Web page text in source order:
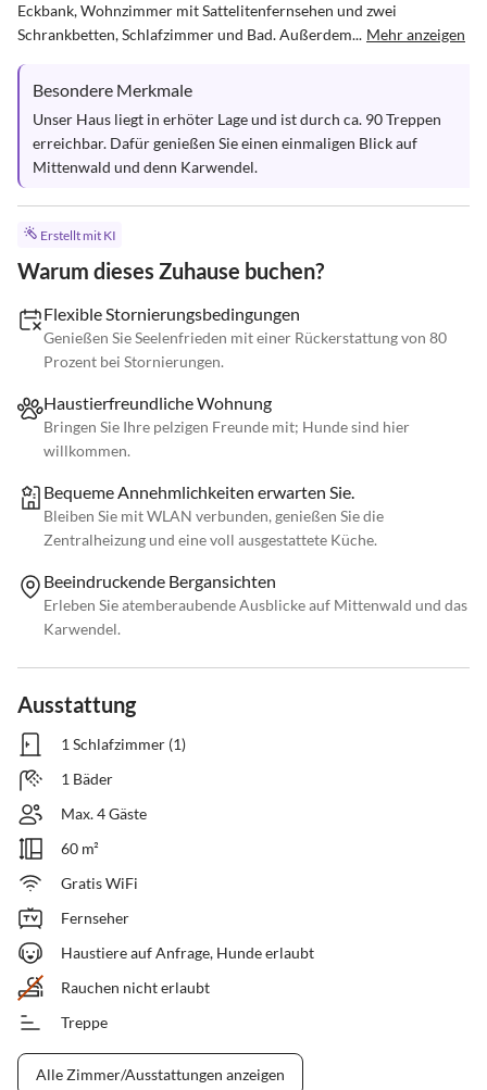
Eckbank, Wohnzimmer mit Sattelitenfernsehen und zwei
Schrankbetten, Schlafzimmer und Bad. Außerdem... Mehr anzeigen
Besondere Merkmale
Unser Haus liegt in erhöter Lage und ist durch ca. 90 Treppen
erreichbar. Dafür genießen Sie einen einmaligen Blick auf
Mittenwald und denn Karwendel.
Erstellt mit KI
Warum dieses Zuhause buchen?
Flexible Stornierungsbedingungen
Genießen Sie Seelenfrieden mit einer Rückerstattung von 80
Prozent bei Stornierungen.
Haustierfreundliche Wohnung
Bringen Sie Ihre pelzigen Freunde mit; Hunde sind hier
willkommen.
Bequeme Annehmlichkeiten erwarten Sie.
Bleiben Sie mit WLAN verbunden, genießen Sie die
Zentralheizung und eine voll ausgestattete Küche.
Beeindruckende Bergansichten
Erleben Sie atemberaubende Ausblicke auf Mittenwald und das
Karwendel.
Ausstattung
1 Schlafzimmer (1)
1 Bäder
Max. 4 Gäste
60 m²
Gratis WiFi
Fernseher
Haustiere auf Anfrage, Hunde erlaubt
Rauchen nicht erlaubt
Treppe
Alle Zimmer/Ausstattungen anzeigen